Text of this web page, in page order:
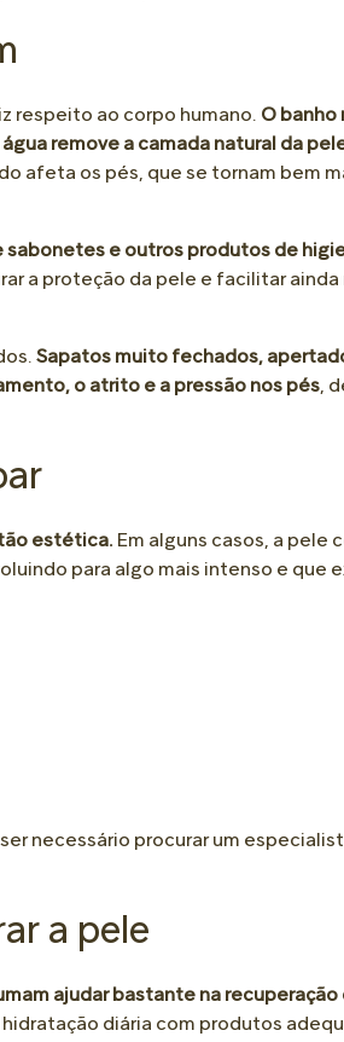
respeito ao corpo humano. O
remove a camada natural da
afeta os pés, que se tornam bem
sabonetes e outros produtos de
a proteção da pele e facilitar ainda
Sapatos muito fechados,
o atrito e a pressão nos pés,
estética. Em alguns casos, a pele
para algo mais intenso e que
necessário procurar um
a pele
ajudar bastante na recuperação
diária com produtos